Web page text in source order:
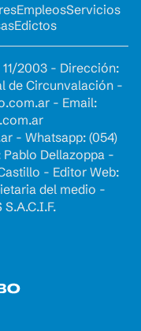
EmpleosServicios
Edictos
2003 - Dirección:
de Circunvalación -
- Email:
- Whatsapp: (054)
Dellazoppa -
- Editor Web:
del medio -